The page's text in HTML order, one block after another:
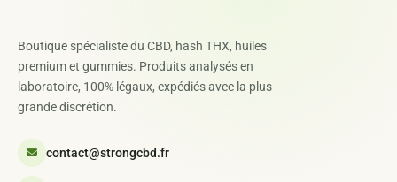
Boutique spécialiste du CBD, hash THX, huiles
premium et gummies. Produits analysés en
laboratoire, 100% légaux, expédiés avec la plus
grande discrétion.
contact@strongcbd.fr